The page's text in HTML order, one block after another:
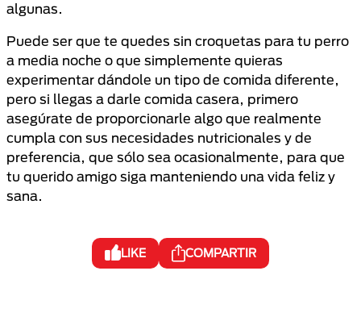
algunas.
Puede ser que te quedes sin croquetas para tu perro
a media noche o que simplemente quieras
experimentar dándole un tipo de comida diferente,
pero si llegas a darle comida casera, primero
asegúrate de proporcionarle algo que realmente
cumpla con sus necesidades nutricionales y de
preferencia, que sólo sea ocasionalmente, para que
tu querido amigo siga manteniendo una vida feliz y
sana.
LIKE COMPARTIR